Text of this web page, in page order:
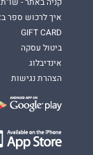
איך לרכוש ספר
GIFT CARD
ביטול עסקה
אינדיבלוג
הצהרת נגישות